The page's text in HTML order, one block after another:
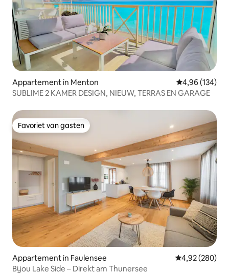
Appartement in Menton Gemiddelde
4,96 (134)
SUBLIME 2 KAMER DESIGN, NIEUW, TERRAS EN GARAGE
Favoriet van gasten
Favoriet van gasten
Appartement in Faulensee Gemiddelde
4,92 (280)
Bijou Lake Side – Direkt am Thunersee